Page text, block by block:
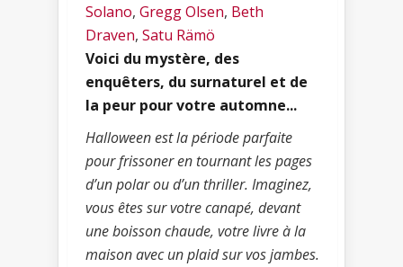
Solano, Gregg Olsen, Beth
Draven, Satu Rämö
Voici du mystère, des
enquêters, du surnaturel et de
la peur pour votre automne...
Halloween est la période parfaite
pour frissoner en tournant les pages
d’un polar ou d’un thriller. Imaginez,
vous êtes sur votre canapé, devant
une boisson chaude, votre livre à la
maison avec un plaid sur vos jambes.